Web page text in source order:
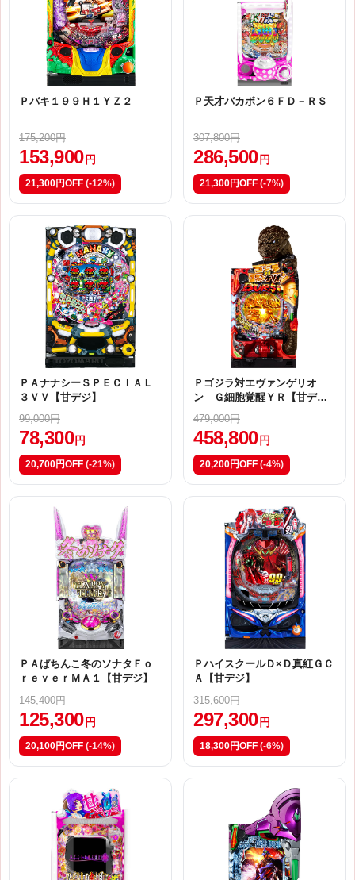
Ｐバキ１９９Ｈ１ＹＺ２
175,200円
153,900 円
21,300円OFF (-12%)
Ｐ天才バカボン６ＦＤ－ＲＳ
307,800円
286,500 円
21,300円OFF (-7%)
ＰＡナナシーＳＰＥＣＩＡＬ
３ＶＶ【甘デジ】
99,000円
78,300 円
20,700円OFF (-21%)
Ｐゴジラ対エヴァンゲリオ
ン Ｇ細胞覚醒ＹＲ【甘デ
479,000円
458,800 円
20,200円OFF (-4%)
ＰＡぱちんこ冬のソナタＦｏ
ｒｅｖｅｒＭＡ１【甘デジ】
145,400円
125,300円
20,100円OFF (-14%)
ＰハイスクールＤ×Ｄ真紅ＧＣ
Ａ【甘デジ】
315,600円
297,300円
18,300円OFF (-6%)